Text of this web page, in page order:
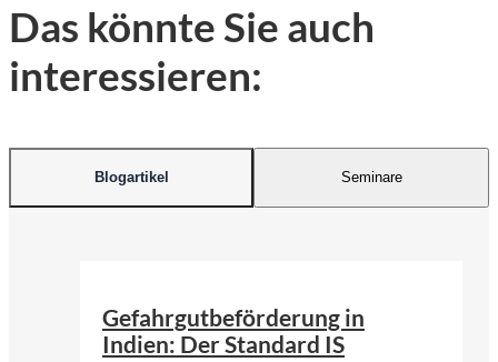
Das könnte Sie auch
interessieren:
Blogartikel Seminare
Gefahrgutbeförderung in
Indien: Der Standard IS